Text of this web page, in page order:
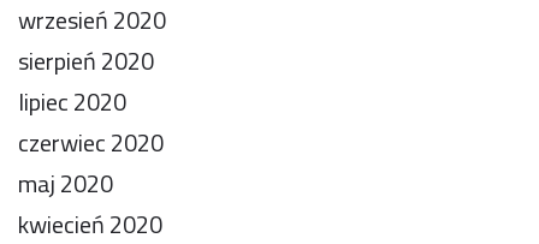
wrzesień 2020
sierpień 2020
lipiec 2020
czerwiec 2020
maj 2020
kwiecień 2020